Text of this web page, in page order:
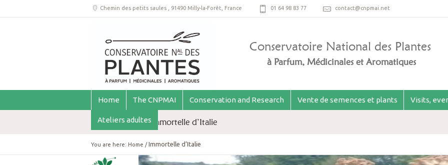
Chemin des petits saules , 91490 Milly-la-Forêt, France 01 64 98 83 77 contact@cnpmai.net
Conservatoire National des Plantes
à Parfum, Médicinales et Aromatiques
Home The CNPMAI Conservation and Research Vente de semences et plants Visits,
Ateliers adultes
Archive for tag: Immortelle d’Italie
You are here: Home /Immortelle d’Italie